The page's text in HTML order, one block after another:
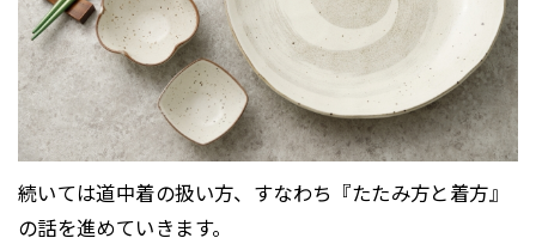
続いては道中着の扱い方、すなわち『たたみ方と着方』
の話を進めていきます。